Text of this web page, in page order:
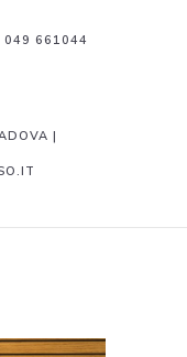
049 661044
|